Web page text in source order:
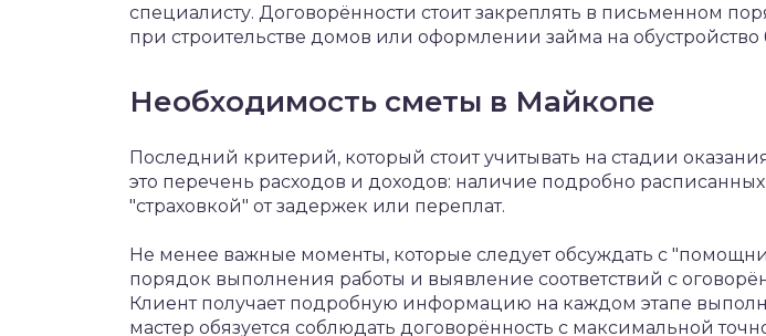
специалисту. Договорённости стоит закреплять в письменном
при строительстве домов или оформлении займа на обустройство
Необходимость сметы в Майкопе
Последний критерий, который стоит учитывать на стадии
это перечень расходов и доходов: наличие подробно
"страховкой" от задержек или переплат.
Не менее важные моменты, которые следует обсуждать с
порядок выполнения работы и выявление соответствий с
Клиент получает подробную информацию на каждом этапе
мастер обязуется соблюдать договорённость с максимальной